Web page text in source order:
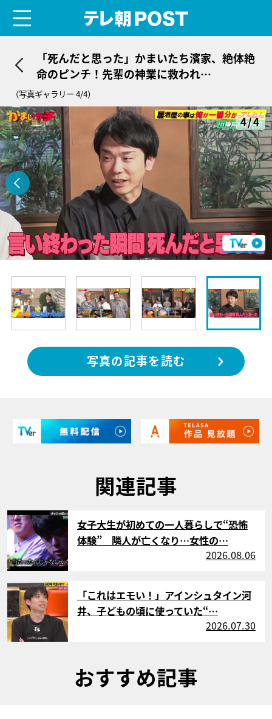
「死んだと思った」かまいたち濱家、絶体絶
命のピンチ！先輩の神業に救われ…
（写真ギャラリー 4/4）
4/4
写真の記事を読む
関連記事
サムネイル
女子大生が初めての一人暮らしで“恐怖
体験” 隣人が亡くなり…女性の…
2026.08.06
サムネイル
「これはエモい！」アインシュタイン河
井、子どもの頃に使っていた“…
2026.07.30
おすすめ記事